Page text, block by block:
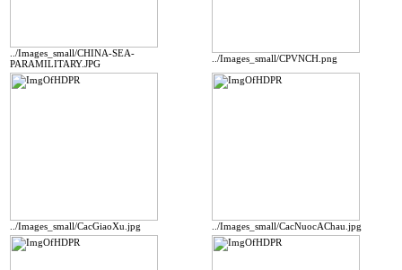
../Images_small/CHINA-SEA-
PARAMILITARY.JPG
../Images_small/CPVNCH.png
../Images_small/CacGiaoXu.jpg ../Images_small/CacNuocAChau.jpg